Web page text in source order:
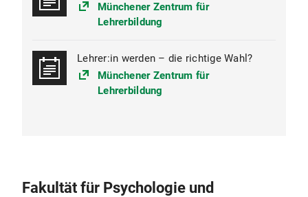
Münchener Zentrum für
Lehrerbildung
Lehrer:in werden – die richtige Wahl?
Münchener Zentrum für
Lehrerbildung
Fakultät für Psychologie und